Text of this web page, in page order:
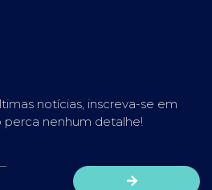
notícias, inscreva-se em
perca nenhum detalhe!